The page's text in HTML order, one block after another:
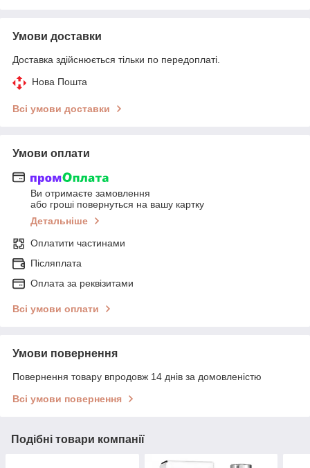
Умови доставки
Доставка здійснюється тільки по передоплаті.
Нова Пошта
Всі умови доставки
Умови оплати
Ви отримаєте замовлення
або гроші повернуться на вашу картку
Детальніше
Оплатити частинами
Післяплата
Оплата за реквізитами
Всі умови оплати
Умови повернення
Повернення товару впродовж 14 днів за домовленістю
Всі умови повернення
Подібні товари компанії